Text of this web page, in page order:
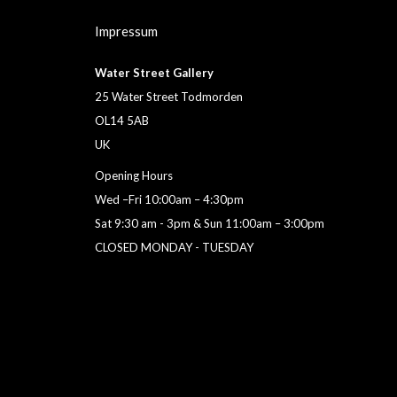
Impressum
Water Street Gallery
25 Water Street Todmorden
OL14 5AB
UK
Opening Hours
Wed –Fri 10:00am – 4:30pm
Sat 9:30 am - 3pm & Sun 11:00am – 3:00pm
CLOSED MONDAY - TUESDAY